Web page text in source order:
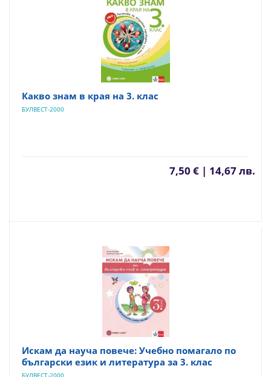
Какво знам в края на 3. клас
БУЛВЕСТ-2000
7,50 € | 14,67 лв.
Искам да науча повече: Учебно помагало по
български език и литература за 3. клас
БУЛВЕСТ-2000